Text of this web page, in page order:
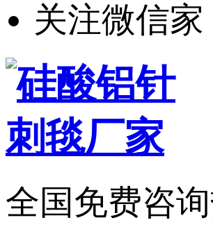
关注微信
全国免费咨